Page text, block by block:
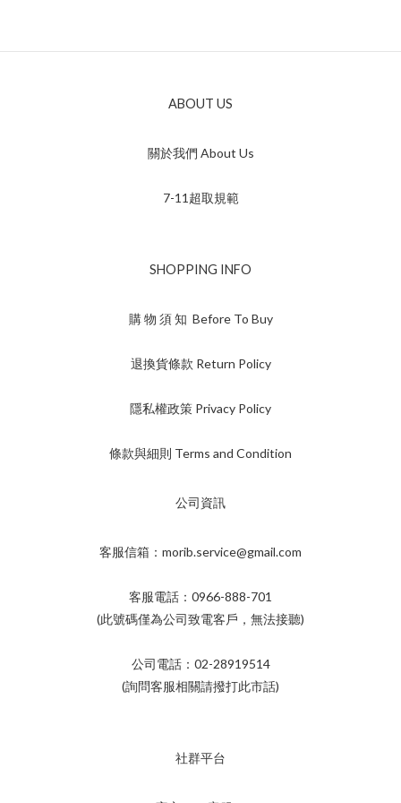
ABOUT US
關於我們 About Us
7-11超取規範
SHOPPING INFO
購 物 須 知 Before To Buy
退換貨條款 Return Policy
隱私權政策 Privacy Policy
條款與細則 Terms and Condition
公司資訊
客服信箱：morib.service@gmail.com
客服電話：0966-888-701
(此號碼僅為公司致電客戶，無法接聽)
公司電話：02-28919514
(詢問客服相關請撥打此市話)
社群平台